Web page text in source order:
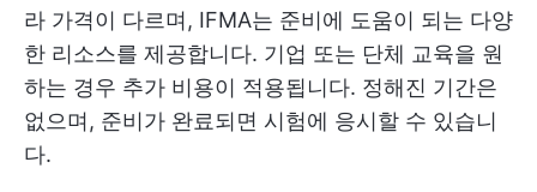
라 가격이 다르며, IFMA는 준비에 도움이 되는 다양
한 리소스를 제공합니다. 기업 또는 단체 교육을 원
하는 경우 추가 비용이 적용됩니다. 정해진 기간은
없으며, 준비가 완료되면 시험에 응시할 수 있습니
다.